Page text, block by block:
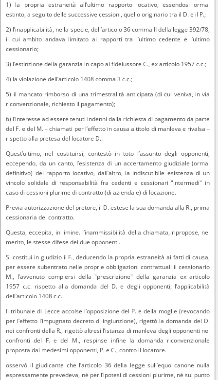
1) la propria estraneità all’ultimo rapporto locativo, essendosi ormai
estinto, a seguito delle successive cessioni, quello originario tra il D. e il P.;
2) l’inapplicabilità, nella specie, dell’articolo 36 comma II della legge 392/78,
il cui ambito andava limitato ai rapporti tra l’ultimo cedente e l’ultimo
cessionario;
3) l’estinzione della garanzia in capo al fideiussore C., ex articolo 1957 c.c.;
4) la violazione dell’articolo 1408 comma 3 c.c.;
5) il mancato rimborso di una trimestralità anticipata (di cui veniva, in via
riconvenzionale, richiesto il pagamento);
6) l’interesse ad essere tenuti indenni dalla richiesta di pagamento da parte
del F. e del M. – chiamati per l’effetto in causa a titolo di manleva e rivalsa –
rispetto alla pretesa del locatore D..
Quest’ultimo, nel costituirsi, contestò in toto l’assunto degli opponenti,
eccependo, da un canto, l’esistenza di un accertamento giudiziale (ormai
definitivo) del rapporto locativo, dall’altro, la indiscutibile esistenza di un
vincolo solidale di responsabilità fra cedenti e cessionari "intermedi" in
caso di cessioni plurime di contratto (di azienda e) di locazione.
Previa autorizzazione del pretore, il D. estese la sua domanda alla R., prima
cessionaria del contratto.
Questa, eccepita, in limine. l’inammissibilità della chiamata, ripropose, nel
merito, le stesse difese dei due opponenti.
Si costituì in giudizio il F., deducendo la propria estraneità ai fatti di causa,
per essere subentrato nelle proprie obbligazioni contrattuali il cessionario
M., l’avvenuto compiersi della "prescrizione" della garanzia ex articolo
1957 c.c. rispetto alla domanda del D. e degli opponenti, l’applicabilità
dell’articolo 1408 c.c..
Il tribunale di Lecce accolse l’opposizione del P. e della moglie (revocando
per l’effetto l’impugnato decreto di ingiunzione), rigettò la domanda del D.
nei confronti della R., rigettò altresì l’istanza di manleva degli opponenti nei
confronti del F. e del M., respinse infine la domanda riconvenzionale
proposta dai medesimi opponenti, P. e C., contro il locatore.
osservò il giudicante che l’articolo 36 della legge sull’equo canone nulla
espressamente prevedeva, né per l’ipotesi di cessioni plurime, né sul punto